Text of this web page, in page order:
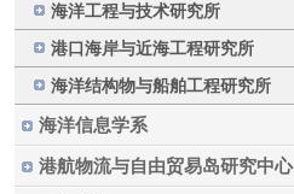
海洋工程与技术研究所
港口海岸与近海工程研究所
海洋结构物与船舶工程研究所
海洋信息学系
港航物流与自由贸易岛研究中心